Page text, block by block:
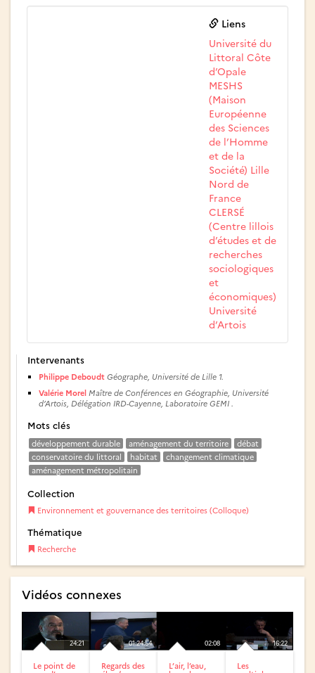
Liens
Université du
Littoral Côte
d’Opale
MESHS
(Maison
Européenne
des Sciences
de l’Homme
et de la
Société) Lille
Nord de
France
CLERSÉ
(Centre lillois
d’études et de
recherches
sociologiques
et
économiques)
Université
d’Artois
Intervenants
Philippe Deboudt Géographe, Université de Lille 1.
Valérie Morel Maître de Conférences en Géographie, Université
d’Artois, Délégation IRD-Cayenne, Laboratoire GEMI .
Mots clés
développement durable aménagement du territoire
débat
conservatoire du littoral
habitat
changement climatique
aménagement métropolitain
Collection
Environnement et gouvernance des territoires (Colloque)
Thématique
Recherche
Vidéos connexes
24:21
Le point de
01:24:54
Regards des
02:08
L’air, l’eau,
16:22
Les